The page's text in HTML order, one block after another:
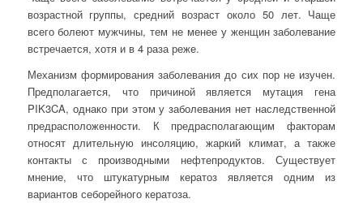
возрастной группы, средний возраст около 50 лет. Чаще
всего болеют мужчины, тем не менее у женщин заболевание
встречается, хотя и в 4 раза реже.
Механизм формирования заболевания до сих пор не изучен.
Предполагается, что причиной является мутация гена
PIK3CA, однако при этом у заболевания нет наследственной
предрасположенности. К предрасполагающим факторам
относят длительную инсоляцию, жаркий климат, а также
контакты с производными нефтепродуктов. Существует
мнение, что штукатурным кератоз является одним из
вариантов себорейного кератоза.